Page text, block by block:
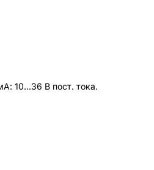
10...36 В пост. тока.